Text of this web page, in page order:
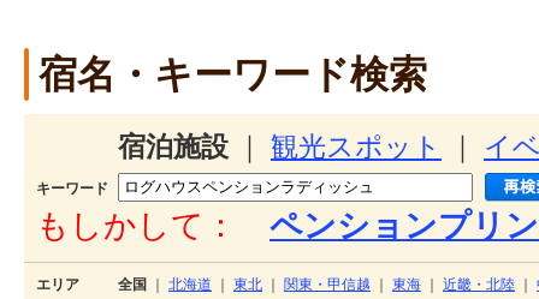
宿名・キーワード検索
宿泊施設 観光スポット イ
キーワード
もしかして： ペンションプリ
エリア 全国 北海道 東北 関東・甲信越 東海 近畿・北陸